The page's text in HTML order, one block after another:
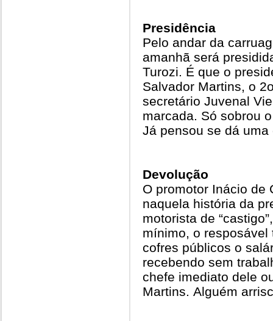
Presidência
Pelo andar da
amanhã será
Turozi. É que o
Salvador Martins, o
secretário Juvenal
marcada. Só sobrou
Já pensou se dá
Devolução
O promotor Inácio de
naquela história da
motorista de
mínimo, o
cofres públicos o
recebendo sem
chefe imediato dele
Martins. Alguém